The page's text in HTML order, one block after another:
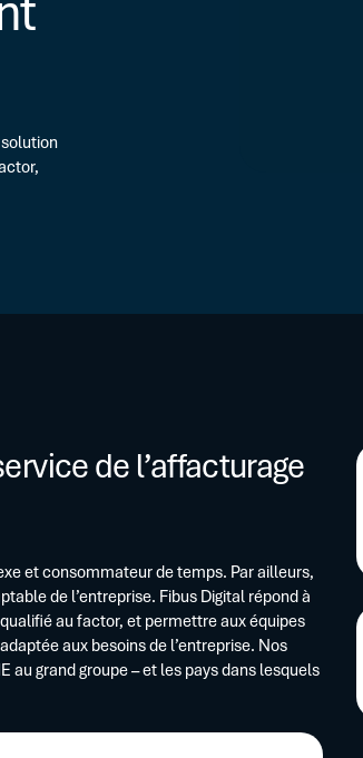
de l’affacturage
et consommateur de temps. Par ailleurs,
de l’entreprise. Fibus Digital répond à
au factor, et permettre aux équipes
aux besoins de l’entreprise. Nos
au grand groupe – et les pays dans lesquels